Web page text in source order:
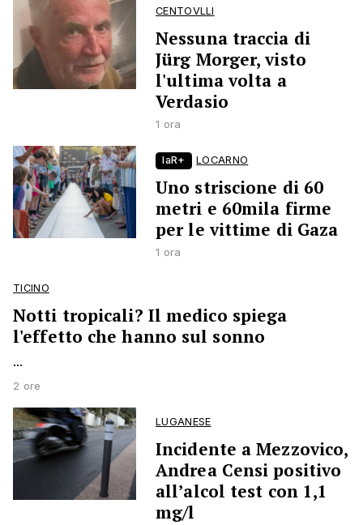
CENTOVLLI
Nessuna traccia di
Jürg Morger, visto
l'ultima volta a
Verdasio
1 ora
laR+ LOCARNO
Uno striscione di 60
metri e 60mila firme
per le vittime di Gaza
1 ora
TICINO
Notti tropicali? Il medico spiega
l'effetto che hanno sul sonno
...
2 ore
LUGANESE
Incidente a Mezzovico,
Andrea Censi positivo
all’alcol test con 1,1
mg/l